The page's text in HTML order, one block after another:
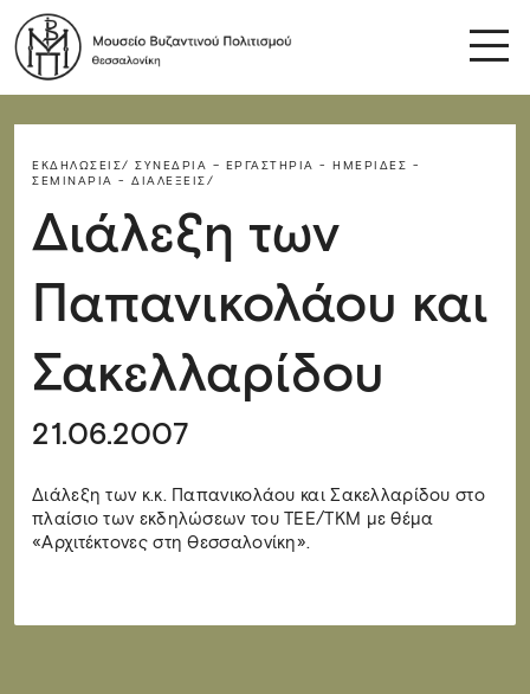
ΕΚΔΗΛΏΣΕΙΣ/ ΣΥΝΈΔΡΙΑ – ΕΡΓΑΣΤΉΡΙΑ - ΗΜΕΡΊΔΕΣ -
ΣΕΜΙΝΆΡΙΑ - ΔΙΑΛΈΞΕΙΣ/
Διάλεξη των
Παπανικολάου και
Σακελλαρίδου
21.06.2007
Διάλεξη των κ.κ. Παπανικολάου και Σακελλαρίδου στο
πλαίσιο των εκδηλώσεων του ΤΕΕ/ΤΚΜ με θέμα
«Αρχιτέκτονες στη Θεσσαλονίκη».